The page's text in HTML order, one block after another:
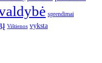
sprendimai
Vištienos vyksta